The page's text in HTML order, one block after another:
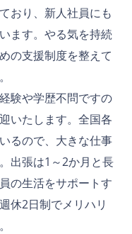
おり、新人社員にも
ます。やる気を持続
の支援制度を整えて
験や学歴不問ですの
いたします。全国各
るので、大きな仕事
出張は1～2か月と長
の生活をサポートす
休2日制でメリハリ